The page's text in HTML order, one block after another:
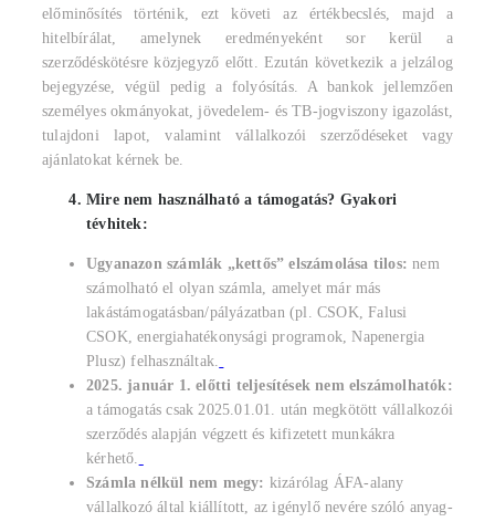
előminősítés történik, ezt követi az értékbecslés, majd a
hitelbírálat, amelynek eredményeként sor kerül a
szerződéskötésre közjegyző előtt. Ezután következik a jelzálog
bejegyzése, végül pedig a folyósítás. A bankok jellemzően
személyes okmányokat, jövedelem- és TB-jogviszony igazolást,
tulajdoni lapot, valamint vállalkozói szerződéseket vagy
ajánlatokat kérnek be.
Mire nem használható a támogatás? Gyakori
tévhitek:
Ugyanazon számlák „kettős” elszámolása tilos: nem
számolható el olyan számla, amelyet már más
lakástámogatásban/pályázatban (pl. CSOK, Falusi
CSOK, energiahatékonysági programok, Napenergia
Plusz) felhasználtak.
2025. január 1. előtti teljesítések nem elszámolhatók:
a támogatás csak 2025.01.01. után megkötött vállalkozói
szerződés alapján végzett és kifizetett munkákra
kérhető.
Számla nélkül nem megy: kizárólag ÁFA-alany
vállalkozó által kiállított, az igénylő nevére szóló anyag-